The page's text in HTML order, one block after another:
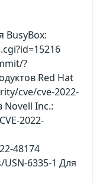
BusyBox:
?
Red Hat
cve/cve-2022-
Novell Inc.:
2022-
48174
6335-1 Для